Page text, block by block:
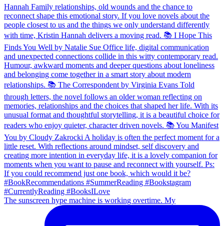
The sunscreen hype machine is working overtime. My